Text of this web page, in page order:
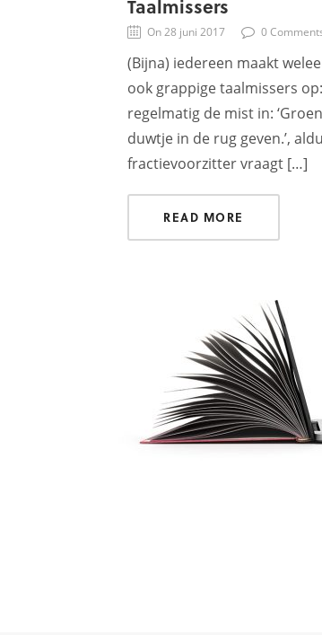
Taalmissers
On 28 juni 2017 0
(Bijna) iedereen maakt
ook grappige taalmissers
regelmatig de mist in:
duwtje in de rug geven.’,
fractievoorzitter vraagt […]
READ MORE